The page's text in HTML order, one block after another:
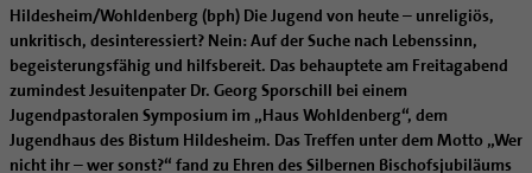
Katholisch heiraten
Hirtenwort: Ehe & Familie
Wissenswertes zur Hochzeit
Ideen für die Hochzeitsfeier
Trausprüche aus der Bibel
Lebensende
Patientenverfügung
Wo ist der richtige Platz zum Sterben?
Hospiz-Seelsorge
Spiritualität
Exerzitien
Kontemplation
Auszeit
Seelsorgefelder
Frauen
Männer
Begleitung und Vernetzung
Team
Berufe in der Kirche
Bischöfliche Stiftung Gemeinsam für das Leben
Schulpastoral
Hochschulpastoral
Religionsunterricht
Service
Stellenanzeigen
Bistumsarchiv
Projekte
Bestände
Buchreihen
Gemeindeservice
Katholische Akademie des Bistums Hildesheim
Stärkung der Demokratie | Einsatz gegen Diskriminierung
LÜCHTENHOF
Familienbildungsstätten
Katholische Erwachsenenbildung
Weltkirche
Bolivienpartnerschaft
Projektförderung
Internationale Freiwilligendienste
Aus dem Bistum in die Welt
Bolivienpartnerschaft
Bolivienkommission
Café Bolivia
Beratung Direktpartnerschaften
Internationale Freiwilligendienste
Aktuelles
Rückkehrenden-Engagement (ehemalige Freiwillige)
Katholische Büros
Schöpfungsgerecht 2035
Angebote
Abenteuer Glaube
Unterstützung für Pfarreien und Einrichtungen
Prävention
Fortbildungen
Materialien
Aktuelles
Altersvorsorge und Ruhestand
Arbeitshilfen
Hildesheim/Wohldenberg (bph) Die Jugend von heute – unreligiös,
unkritisch, desinteressiert? Nein: Auf der Suche nach Lebenssinn,
begeisterungsfähig und hilfsbereit. Das behauptete am Freitagabend
zumindest Jesuitenpater Dr. Georg Sporschill bei einem
Jugendpastoralen Symposium im „Haus Wohldenberg“, dem
Jugendhaus des Bistum Hildesheim. Das Treffen unter dem Motto „Wer
nicht ihr – wer sonst?“ fand zu Ehren des Silbernen Bischofsjubiläums